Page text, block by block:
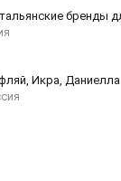
Икра, Даниелла